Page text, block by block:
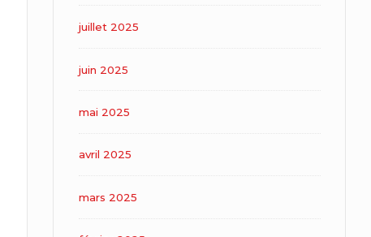
juillet 2025
juin 2025
mai 2025
avril 2025
mars 2025